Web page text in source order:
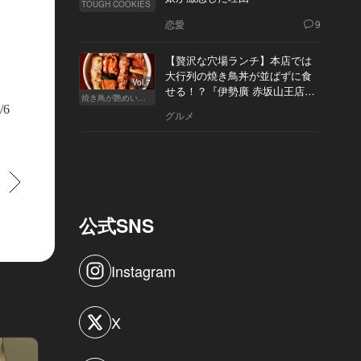
6
TOUGH COOKIES
恋愛 9
Vol.7
焼き鳥が艶めいてきた
【贅沢な穴場ランチ】本店では
大行列の焼き鳥丼が並ばずに食
せる！？『伊勢廣 赤坂山王店』
グルメ
公式SNS
Instagram
X